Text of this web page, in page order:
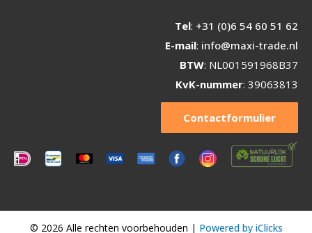
Tel: +31 (0)6 54 60 51 62
E-mail: info@maxi-trade.nl
BTW: NL001591968B37
KvK-nummer: 39063813
Contactformulier
© 2026 Alle rechten voorbehouden | Powered by iClicks